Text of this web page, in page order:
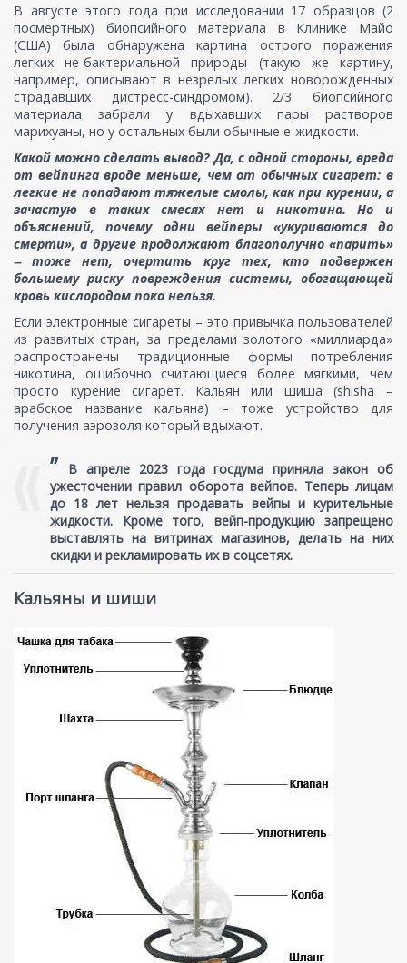
В августе этого года при исследовании 17 образцов (2
посмертных) биопсийного материала в Клинике Майо
(США) была обнаружена картина острого поражения
легких не-бактериальной природы (такую же картину,
например, описывают в незрелых легких новорожденных
страдавших дистресс-синдромом). 2/3 биопсийного
материала забрали у вдыхавших пары растворов
марихуаны, но у остальных были обычные е-жидкости.
Какой можно сделать вывод? Да, с одной стороны, вреда
от вейпинга вроде меньше, чем от обычных сигарет: в
легкие не попадают тяжелые смолы, как при курении, а
зачастую в таких смесях нет и никотина. Но и
объяснений, почему одни вейперы «укуриваются до
смерти», а другие продолжают благополучно «парить»
‒ тоже нет, очертить круг тех, кто подвержен
большему риску повреждения системы, обогащающей
кровь кислородом пока нельзя.
Если электронные сигареты – это привычка пользователей
из развитых стран, за пределами золотого «миллиарда»
распространены традиционные формы потребления
никотина, ошибочно считающиеся более мягкими, чем
просто курение сигарет. Кальян или шиша (shisha –
арабское название кальяна) – тоже устройство для
получения аэрозоля который вдыхают.
”
В апреле 2023 года госдума приняла закон об
ужесточении правил оборота вейпов. Теперь лицам
до 18 лет нельзя продавать вейпы и курительные
жидкости. Кроме того, вейп-продукцию запрещено
выставлять на витринах магазинов, делать на них
скидки и рекламировать их в соцсетях.
Кальяны и шиши